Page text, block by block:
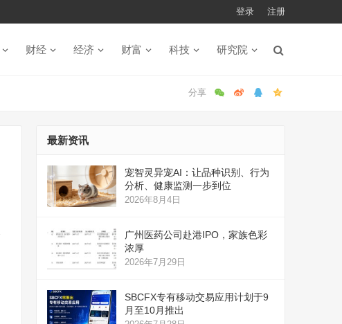
登录 注册
财经 经济 财富 科技 研究院
最新资讯
宠智灵异宠AI：让品种识别、行为
分析、健康监测一步到位
2026年8月4日
广州医药公司赴港IPO，家族色彩
浓厚
2026年7月29日
SBCFX专有移动交易应用计划于9
月至10月推出